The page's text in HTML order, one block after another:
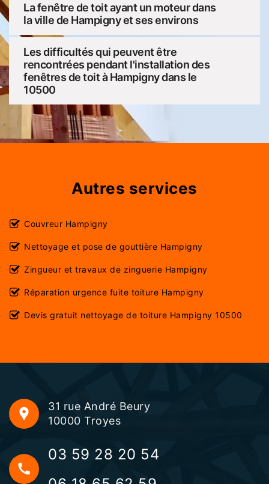
La fenêtre de toit ayant un moteur dans
la ville de Hampigny et ses environs
Les difficultés qui peuvent être
rencontrées pendant l'installation des
fenêtres de toit à Hampigny dans le
10500
Autres services
Couvreur Hampigny
Nettoyage et pose de gouttière Hampigny
Zingueur et travaux de zinguerie Hampigny
Réparation urgence fuite toiture Hampigny
Devis gratuit nettoyage de toiture Hampigny 10500
31 rue André Beury
10000 Troyes
03 59 28 20 54